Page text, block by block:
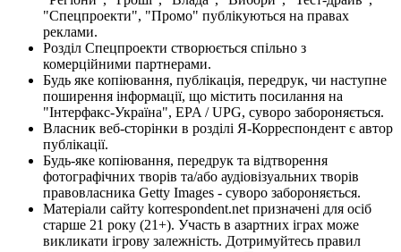
"Спецпроекти", "Промо" публікуються на правах
реклами.
Розділ Спецпроекти створюється спільно з
комерційними партнерами.
Будь яке копіювання, публікація, передрук, чи наступне
поширення інформації, що містить посилання на
"Інтерфакс-Україна", EPA / UPG, суворо забороняється.
Власник веб-сторінки в розділі Я-Корреспондент є автор
публікації.
Будь-яке копіювання, передрук та відтворення
фотографічних творів та/або аудіовізуальних творів
правовласника Getty Images - суворо забороняється.
Матеріали сайту korrespondent.net призначені для осіб
старше 21 року (21+). Участь в азартних іграх може
викликати ігрову залежність. Дотримуйтесь правил